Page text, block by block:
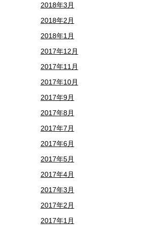
2018年3月
2018年2月
2018年1月
2017年12月
2017年11月
2017年10月
2017年9月
2017年8月
2017年7月
2017年6月
2017年5月
2017年4月
2017年3月
2017年2月
2017年1月